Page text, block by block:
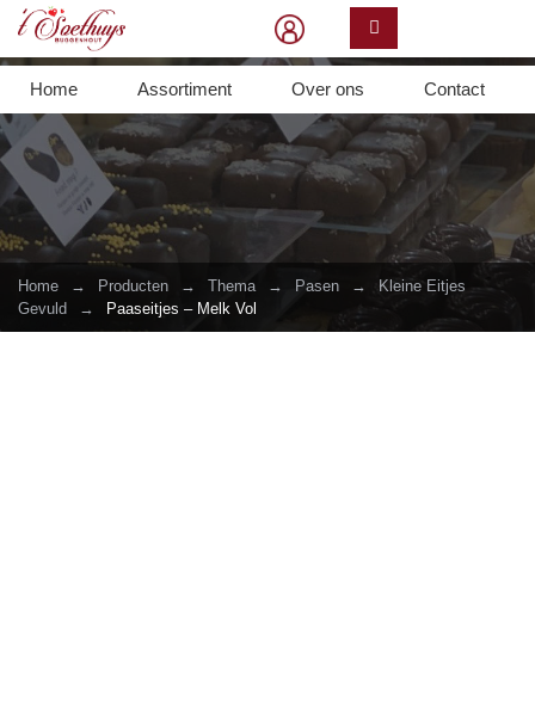
Home Assortiment Over ons Contact
Home → Producten → Thema → Pasen →
Kleine Eitjes
Gevuld
→ Paaseitjes – Melk Vol